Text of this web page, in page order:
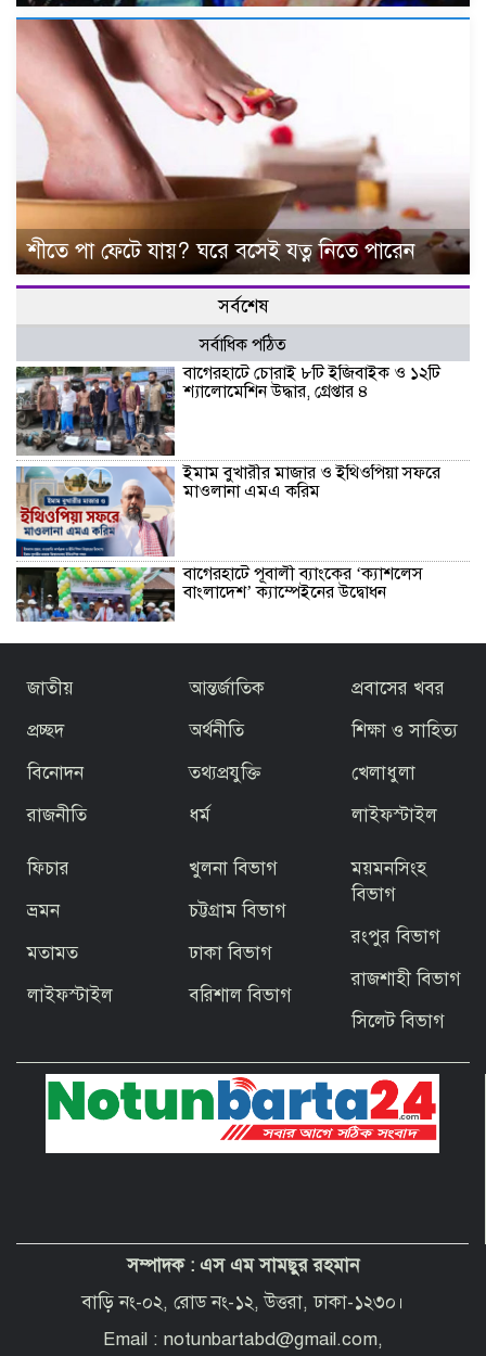
শীতে পা ফেটে যায়? ঘরে বসেই যত্ন নিতে পারেন
সর্বশেষ
সর্বাধিক পঠিত
বাগেরহাটে চোরাই ৮টি ইজিবাইক ও ১২টি
শ্যালোমেশিন উদ্ধার, গ্রেপ্তার ৪
ইমাম বুখারীর মাজার ও ইথিওপিয়া সফরে
মাওলানা এমএ করিম
বাগেরহাটে পূবালী ব্যাংকের ‘ক্যাশলেস
বাংলাদেশ’ ক্যাম্পেইনের উদ্বোধন
বাজেটকে সময়োপযোগী ও জনকল্যাণমুখী
আখ্যা দিলেন মাওলানা এম.এ. করিম ইবনে
তৃতীয় ধাপে ফ্যামিলি কার্ড বিতরণ কার্যক্রমের
উদ্বোধন প্রধানমন্ত্রীর
জিয়ার স্বাধীনতার ঘোষণার অভয়মন্ত্রে যুদ্ধে
বাগেরহাটের ফকিরহাটে শেষ মুহূর্তে ব্যস্ত সময়
পার করছেন কামারশিল্পীরা
দেশবাসীকে প্রধানমন্ত্রীর ঈদুল আজহার
শুভেচ্ছা
“অপরাধী যেই হোক, তার কোনো ছাড় নয়”—
বাগেরহাটের নবাগত পুলিশ সুপার
জাতীয়
প্রচ্ছদ
বিনোদন
রাজনীতি
আন্তর্জাতিক
অর্থনীতি
তথ্যপ্রযুক্তি
ধর্ম
প্রবাসের খবর
শিক্ষা ও সাহিত্য
খেলাধুলা
লাইফস্টাইল
ফিচার
ভ্রমন
মতামত
লাইফস্টাইল
খুলনা বিভাগ
চট্টগ্রাম বিভাগ
ঢাকা বিভাগ
বরিশাল বিভাগ
ময়মনসিংহ
বিভাগ
রংপুর বিভাগ
রাজশাহী বিভাগ
সিলেট বিভাগ
সম্পাদক : এস এম সামছুর রহমান
বাড়ি নং-০২, রোড নং-১২, উত্তরা, ঢাকা-১২৩০।
Email : notunbartabd@gmail.com,